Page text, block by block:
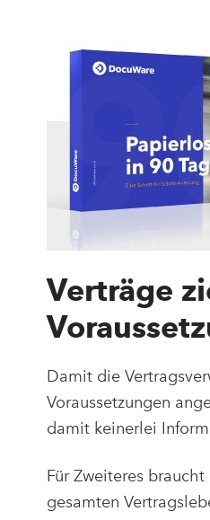
Verträge
Damit die
Voraussetzungen
damit keinerlei
Für Zweiteres
gesamten